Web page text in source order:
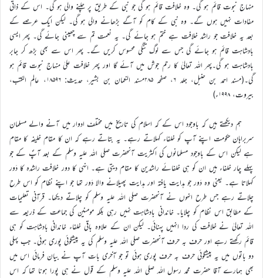
منہاج نبوت قائم ہو گی۔ وہ خلافت قائم ہو گی جو نبی کے طریق پر چلنے والی ہو گی۔ اس کے ذاتی
مفادات نہیں ہوں گے۔ وہ نبی کے کام کو آگے بڑھانے والی ہو گی۔ لیکن ایک عرصے کے
بعد یہ خلافت جو راشد خلافت ہے ختم ہو جائے گی۔ یہ نعمت تم سے چھینی جائے گی۔ پھر ایسی
بادشاہت قائم ہو جائے گی جس سے لوگ تنگی محسوس کریں گے۔ پھر اس سے بھی بڑھ کر جابر
بادشاہت ہو گی۔پھر اللہ تعالیٰ کا رحم جوش میں آئے گا اور پھر خلافت علیٰ منہاج نبوت قائم ہو
گی۔(مسند احمد بن حنبل، جلد ۶، صفحہ ۲۸۵مسند النعمان بن بشیر، حدیث: ۱۸۵۹۶، عالم الکتب،
بیروت، ۱۹۹۸ء)
ہم دیکھتے ہیں کہ باوجود اس کے کہ اسلام کی تاریخ میں مختلف ادوار میں آنے والے مسلمان
سربراہان حکومت اپنے آپ کو خلفاء کہلاتے رہے۔ یہ بتاتے رہے کہ ان کا مقام خلیفہ کا مقام
ہے لیکن اس کے باوجود مسلمانوں کی اکثریت آنحضرت صلی اللہ علیہ وسلم کے بعد آپؐ کے جو
پہلے چار خلفاء ہیں ان کو ہی خلفائے راشدین کا مقام دیتی ہے۔ انہی کا دور خلافت راشدہ کا دَور
کہلاتا ہے۔ یعنی وہ دَور جو ہدایت یافتہ اور ہدایت پھیلانے والا دَور تھا جو اپنے نظام کو اس طرح
چلاتے رہے جس طرح انہوں نے آنحضرت صلی اللہ علیہ وسلم کو چلاتے دیکھا۔ قرآنی تعلیمات
کے مطابق اس نظام کو چلایا۔ خاندانی بادشاہت نہیں رہی بلکہ مومنین کی جماعت کے ذریعہ سے
اللہ تعالیٰ نے خلافت کی ردا انہیں پہنائی۔ لیکن ان کے علاوہ باقی خلفاء خاندانی بادشاہت کو ہی
قائم رکھتے رہے اور حرف بہ حرف آنحضرت صلی اللہ علیہ وسلم کی یہ پیشگوئی پوری ہوئی۔ جب پہلی
دو باتوں میں یہ پیشگوئی حرف بہ حرف پوری ہوئی تو جو آخری بات آپ نے بیان فرمائی اس میں
بھی ہمارے آقا حضرت محمد رسول اللہ صلی اللہ علیہ وسلم کے قول نے ہی پورا ہونا تھا کہ اس